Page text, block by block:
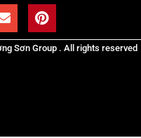
Sơn Group . All rights reserved